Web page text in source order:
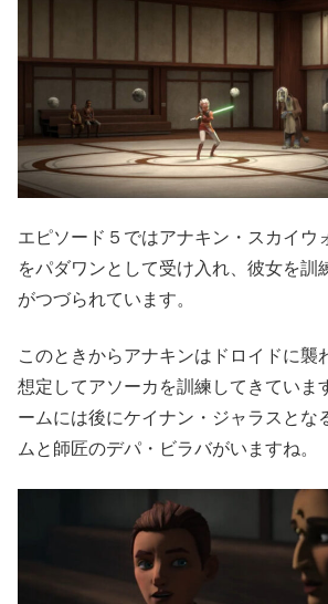
エピソード５ではアナキン・スカイウ
をパダワンとして受け入れ、彼女を訓
がつづられています。
このときからアナキンはドロイドに襲
想定してアソーカを訓練してきていま
ームには後にケイナン・ジャラスとな
ムと師匠のデパ・ビラバがいますね。